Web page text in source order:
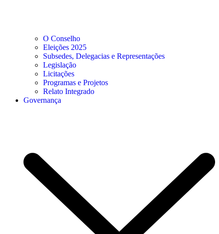
O Conselho
Eleições 2025
Subsedes, Delegacias e Representações
Legislação
Licitações
Programas e Projetos
Relato Integrado
Governança